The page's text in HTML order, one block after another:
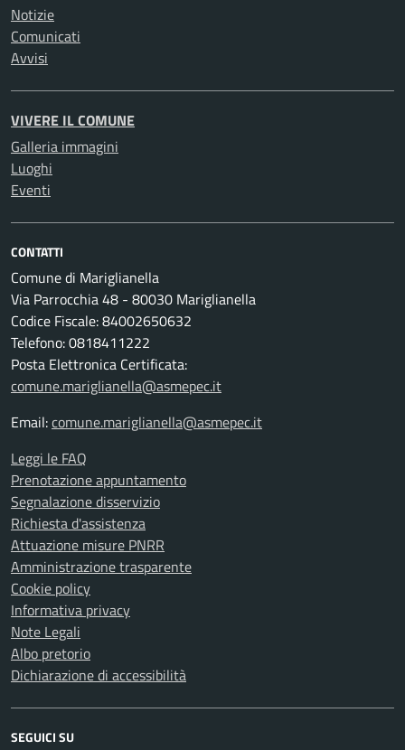
Notizie
Comunicati
Avvisi
VIVERE IL COMUNE
Galleria immagini
Luoghi
Eventi
CONTATTI
Comune di Mariglianella
Via Parrocchia 48 - 80030 Mariglianella
Codice Fiscale: 84002650632
Telefono: 0818411222
Posta Elettronica Certificata:
comune.mariglianella@asmepec.it
Email:comune.mariglianella@asmepec.it
Leggi le FAQ
Prenotazione appuntamento
Segnalazione disservizio
Richiesta d'assistenza
Attuazione misure PNRR
Amministrazione trasparente
Cookie policy
Informativa privacy
Note Legali
Albo pretorio
Dichiarazione di accessibilità
SEGUICI SU